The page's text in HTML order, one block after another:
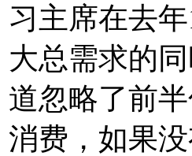
习主席在去
大总需求的
道忽略了前
消费，如果